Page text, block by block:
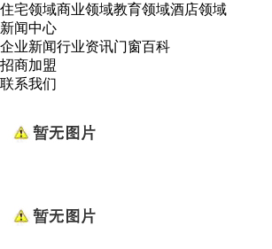
住宅领域商业领域教育领域酒店领域
新闻中心
企业新闻行业资讯门窗百科
招商加盟
联系我们